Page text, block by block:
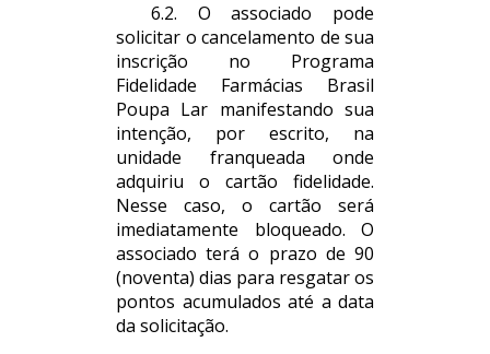
6.2. O associado pode
solicitar o cancelamento de sua
inscrição no Programa
Fidelidade Farmácias Brasil
Poupa Lar manifestando sua
intenção, por escrito, na
unidade franqueada onde
adquiriu o cartão fidelidade.
Nesse caso, o cartão será
imediatamente bloqueado. O
associado terá o prazo de 90
(noventa) dias para resgatar os
pontos acumulados até a data
da solicitação.